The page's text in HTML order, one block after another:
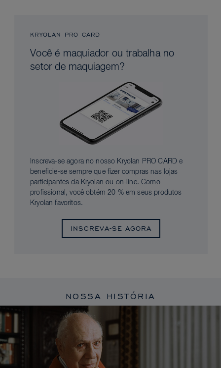
KRYOLAN PRO CARD
Você é maquiador ou trabalha no
setor de maquiagem?
Inscreva-se agora no nosso Kryolan PRO CARD e
beneficie-se sempre que fizer compras nas lojas
participantes da Kryolan ou on-line. Como
profissional, você obtém 20 % em seus produtos
Kryolan favoritos.
INSCREVA-SE AGORA
NOSSA HISTÓRIA